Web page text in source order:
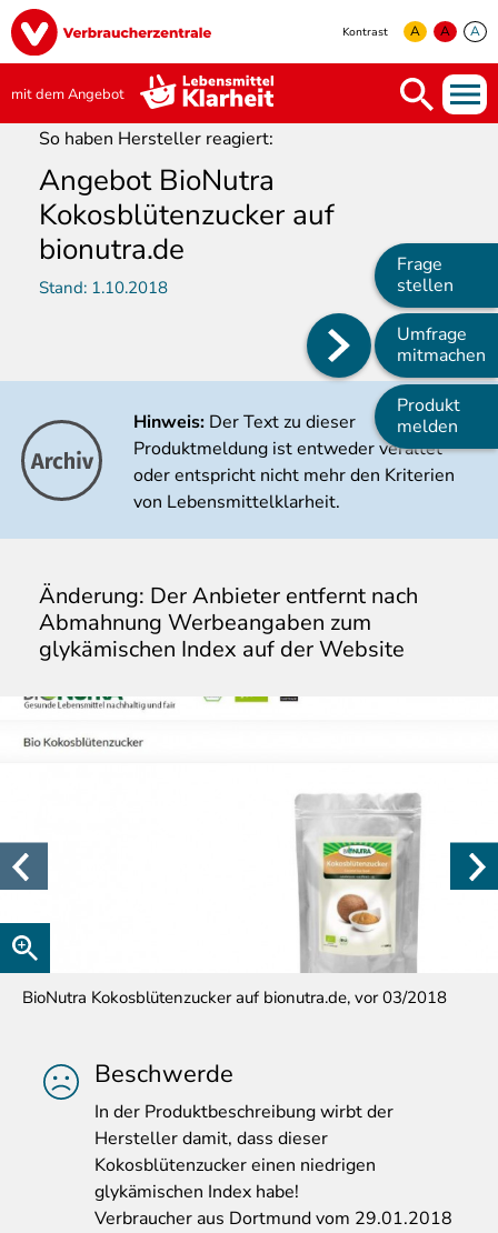
Direkt
zum
Inhalt
Image
Kontrast A A A
mit dem Angebot
Main
navigation
Frage
stellen
Umfrage
mitmachen
Produkt
melden
So haben Hersteller reagiert:
Angebot BioNutra
Kokosblütenzucker auf
bionutra.de
Stand: 1.10.2018
Hinweis: Der Text zu dieser
Produktmeldung ist entweder veraltet
oder entspricht nicht mehr den Kriterien
von Lebensmittelklarheit.
Änderung: Der Anbieter entfernt nach
Abmahnung Werbeangaben zum
glykämischen Index auf der Website
BioNutra Kokosblütenzucker auf bionutra.de, vor 03/2018
Beschwerde
In der Produktbeschreibung wirbt der
Hersteller damit, dass dieser
Kokosblütenzucker einen niedrigen
glykämischen Index habe!
Verbraucher aus Dortmund vom 29.01.2018